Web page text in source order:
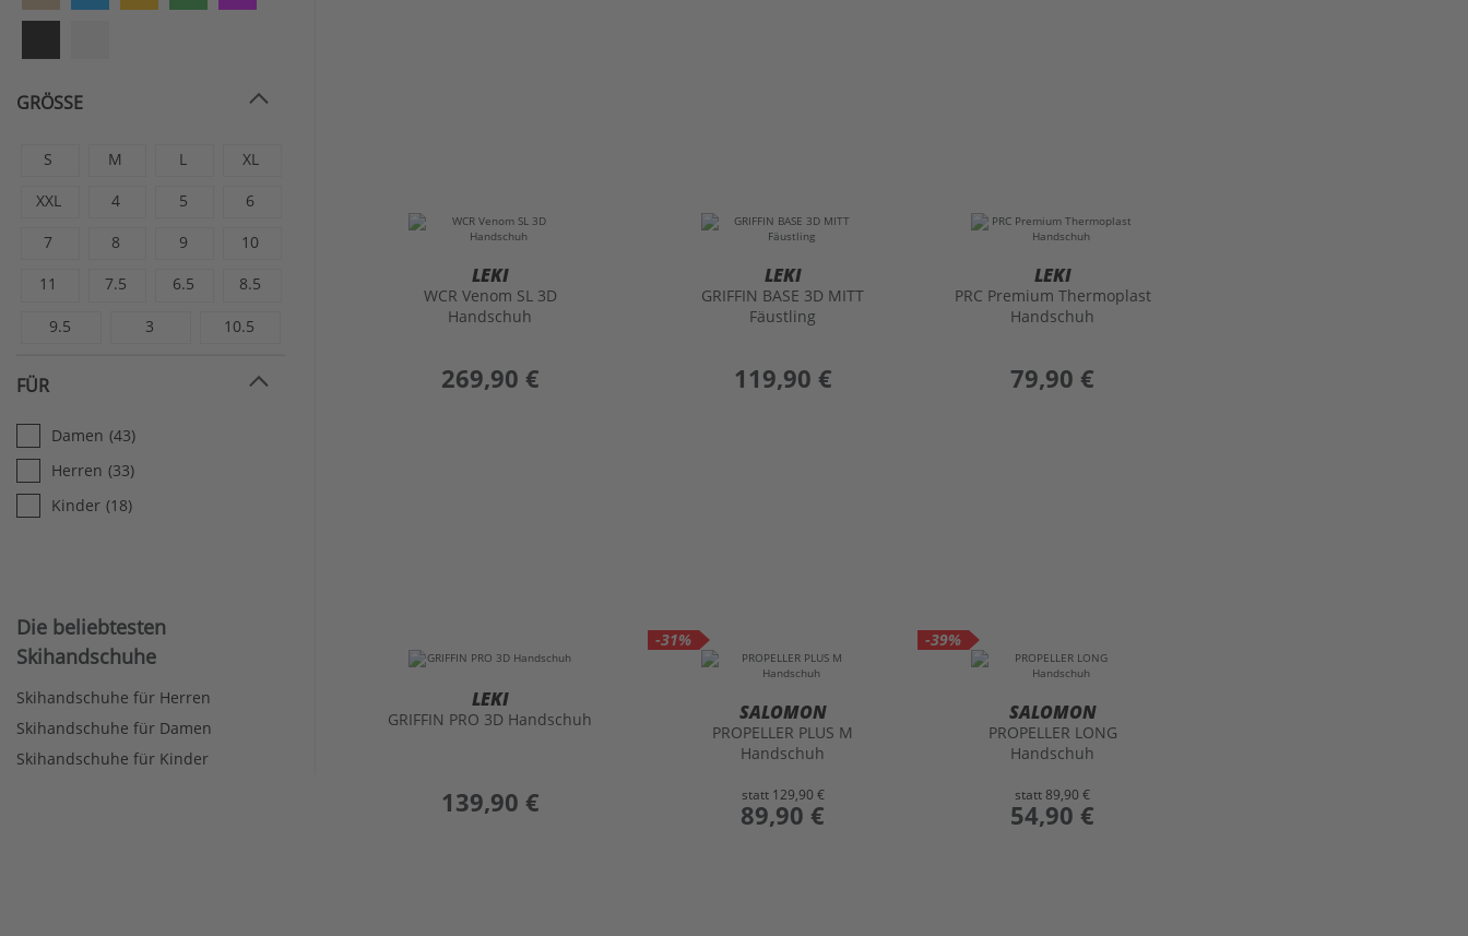
LEKI
WCR Venom SL 3D
Handschuh
preis
269,90 €
LEKI
GRIFFIN BASE 3D MITT
Fäustling
preis
119,90 €
LEKI
PRC Premium Thermoplast
Handschuh
preis
79,90 €
LEKI
GRIFFIN PRO 3D Handschuh
preis
139,90 €
-31%
SALOMON
PROPELLER PLUS M
Handschuh
statt 129,90 €
preis
89,90 €
-39%
SALOMON
PROPELLER LONG
Handschuh
statt89,90 €
preis
54,90 €
GRÖSSE
S M L XL
XXL 4 5 6
7 8 9 10
11 7.5 6.5 8.5
9.5 3 10.5
FÜR
Damen (43)
Herren (33)
Kinder (18)
Die beliebtesten
Skihandschuhe
Skihandschuhe für Herren
Skihandschuhe für Damen
Skihandschuhe für Kinder